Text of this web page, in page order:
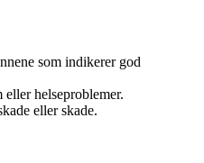
som indikerer god
helseproblemer.
eller skade.